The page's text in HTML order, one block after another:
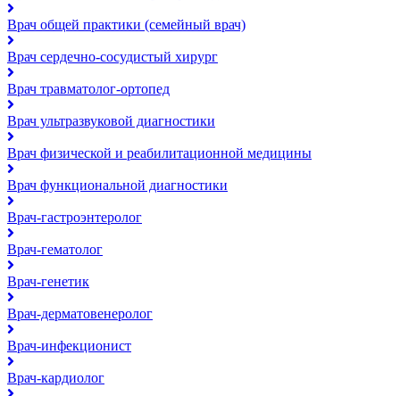
Врач общей практики (семейный врач)
Врач сердечно-сосудистый хирург
Врач травматолог-ортопед
Врач ультразвуковой диагностики
Врач физической и реабилитационной медицины
Врач функциональной диагностики
Врач-гастроэнтеролог
Врач-гематолог
Врач-генетик
Врач-дерматовенеролог
Врач-инфекционист
Врач-кардиолог